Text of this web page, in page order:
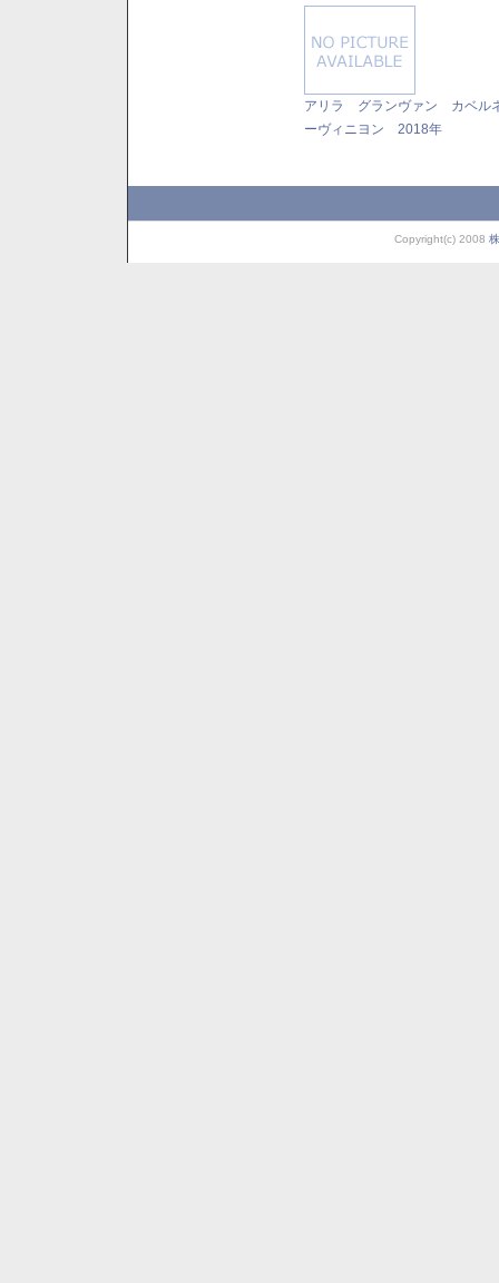
アリラ グランヴァン カベル
ーヴィニヨン 2018年
Copyright(c) 2008